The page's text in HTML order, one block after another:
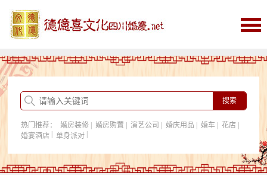
首页
婚庆
婚庆酒店
婚房购置
我是婚庆人
热门推荐： 婚房装修| 婚房购置 演艺公司 婚庆用品 婚车| 花店|
婚宴酒店| 单身派对|